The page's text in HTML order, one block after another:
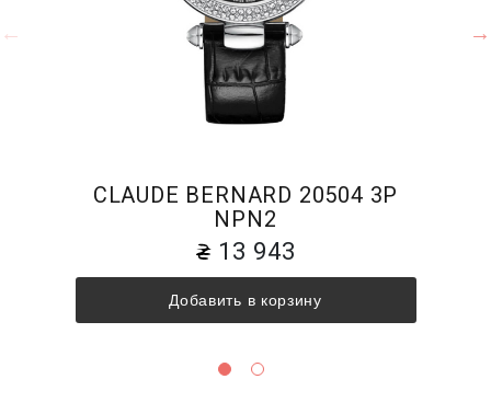
CLAUDE BERNARD 20504 3P
NPN2
13 943
Добавить в корзину